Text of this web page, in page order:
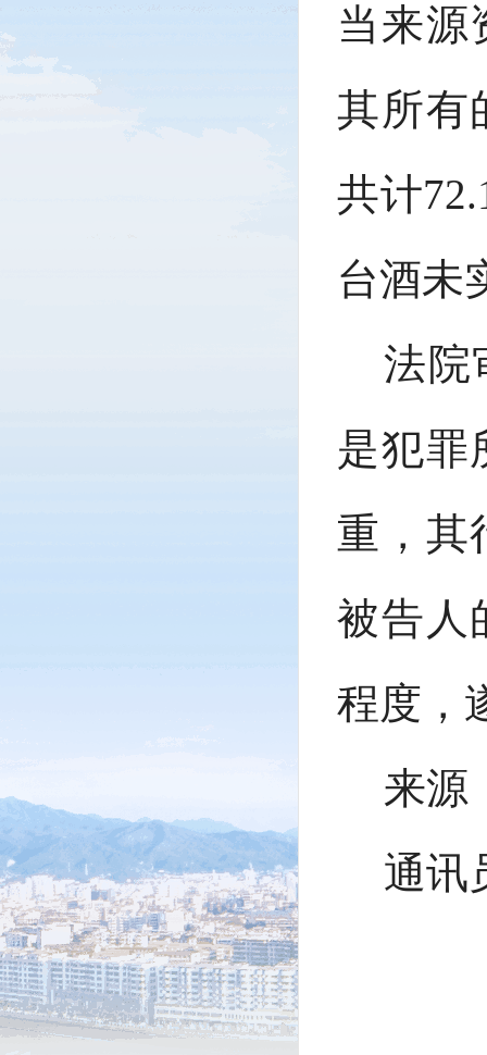
当来源
其所有
共计
台酒未
法院
是犯罪
重，其
被告人
程度，
来源
通讯